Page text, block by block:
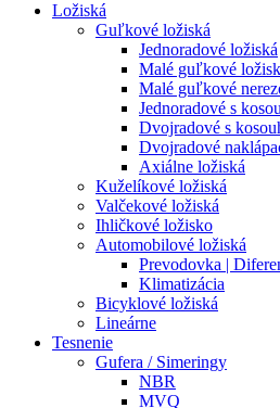
Ložiská
Guľkové ložiská
Jednoradové ložiská
Malé guľkové
Malé guľkové
Jednoradové s
Dvojradové s
Dvojradové
Axiálne ložiská
Kuželíkové ložiská
Valčekové ložiská
Ihličkové ložisko
Automobilové ložiská
Prevodovka |
Klimatizácia
Bicyklové ložiská
Lineárne
Tesnenie
Gufera / Simeringy
NBR
MVQ